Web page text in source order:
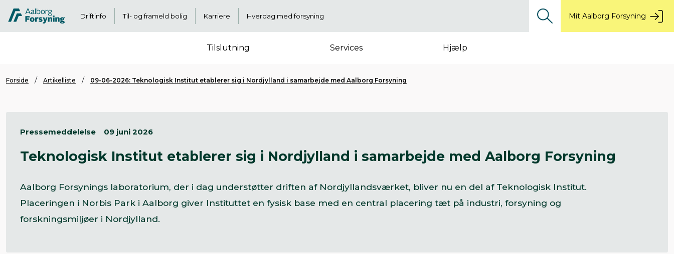
Driftinfo Til- og frameld bolig Karriere Hverdag med forsyning Mit Aalborg Forsyning
Tilslutning Services Hjælp
Forside Artikelliste 09-06-2026: Teknologisk Institut etablerer sig i Nordjylland i samarbejde med Aalborg Forsyning
Pressemeddelelse 09 juni 2026
Teknologisk Institut etablerer sig i Nordjylland i samarbejde med Aalborg Forsyning
Aalborg Forsynings laboratorium, der i dag understøtter driften af Nordjyllandsværket, bliver nu en del af Teknologisk Institut.
Placeringen i Norbis Park i Aalborg giver Instituttet en fysisk base med en central placering tæt på industri, forsyning og
forskningsmiljøer i Nordjylland.